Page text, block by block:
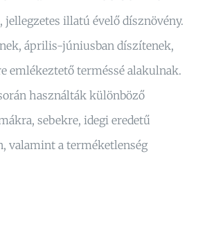
jellegzetes illatú évelő dísznövény.
április-júniusban díszítenek,
emlékeztető terméssé alakulnak.
használták különböző
sebekre, idegi eredetű
valamint a terméketlenség